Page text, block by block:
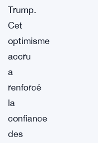
Trump.
Cet
optimisme
accru
a
renforcé
la
confiance
des